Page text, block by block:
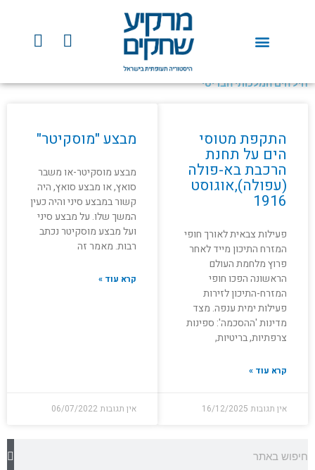
F
a
e
o
k
Y
o
t
e
חיל הים המלכותי הבריטי
התקפת מטוסי
הים על תחנת
הרכבת בא-פולה
(עפולה),אוגוסט
1916
פעילות צבאית לאורך חופי
המזרח התיכון מייד לאחר
פרוץ מלחמת העולם
הראשונה הפכו חופי
המזרח-התיכון לזירות
פעילות ימית ענפה. מצד
מדינות 'ההסכמה': ספינות
צרפתיות, בריטיות,
קרא עוד »
אין תגובות 16/12/2025
מבצע "מוסקיטר"
מבצע מוסקיטר-או משבר
סואץ, או מבצע סואץ, היה
קשור במבצע סיני והיה כעין
המשך שלו. על מבצע סיני
ועל מבצע מוסקיטר נכתב
רבות. מאמר זה
קרא עוד »
אין תגובות06/07/2022